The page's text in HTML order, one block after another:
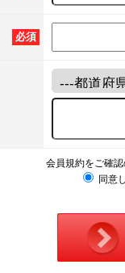
必須
会員規約をご確認
同意